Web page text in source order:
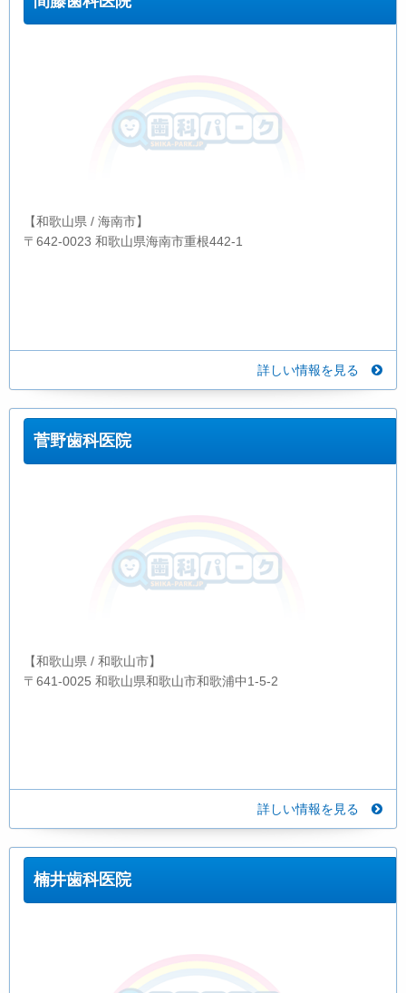
【和歌山県 / 海南市】
〒642-0023 和歌山県海南市重根442-1
詳しい情報を見る
菅野歯科医院
【和歌山県 / 和歌山市】
〒641-0025 和歌山県和歌山市和歌浦中1-5-2
詳しい情報を見る
楠井歯科医院